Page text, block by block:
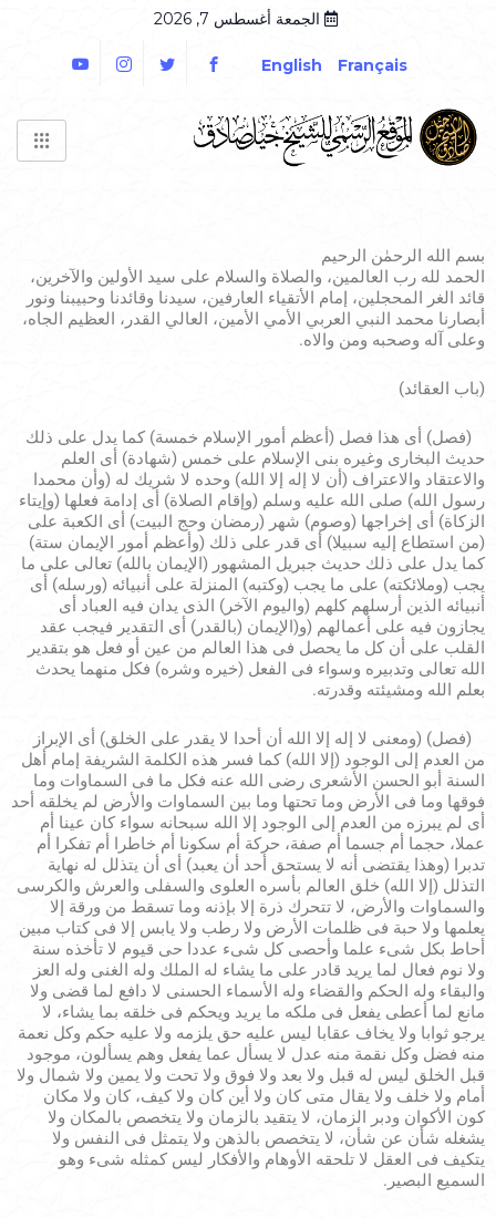
الجمعة أغسطس 7, 2026
Français
English
بسم الله الرحمٰن الرحيم
الحمد لله رب العالمين، والصلاة والسلام على سيد الأولين والآخرين،
قائد الغر المحجلين، إمام الأتقياء العارفين، سيدنا وقائدنا وحبيبنا ونور
أبصارنا محمد النبي العربي الأمي الأمين، العالي القدر، العظيم الجاه،
وعلى آله وصحبه ومن والاه.
(باب العقائد)
(فصل) أى هذا فصل (أعظم أمور الإسلام خمسة) كما يدل على ذلك
حديث البخارى وغيره بنى الإسلام على خمس (شهادة) أى العلم
والاعتقاد والاعتراف (أن لا إله إلا الله) وحده لا شريك له (وأن محمدا
رسول الله) صلى الله عليه وسلم (وإقام الصلاة) أى إدامة فعلها (وإيتاء
الزكاة) أى إخراجها (وصوم) شهر (رمضان وحج البيت) أى الكعبة على
(من استطاع إليه سبيلا) أى قدر على ذلك (وأعظم أمور الإيمان ستة)
كما يدل على ذلك حديث جبريل المشهور (الإيمان بالله) تعالى على ما
يجب (وملائكته) على ما يجب (وكتبه) المنزلة على أنبيائه (ورسله) أى
أنبيائه الذين أرسلهم كلهم (واليوم الآخر) الذى يدان فيه العباد أى
يجازون فيه على أعمالهم (و(الإيمان (بالقدر) أى التقدير فيجب عقد
القلب على أن كل ما يحصل فى هذا العالم من عين أو فعل هو بتقدير
الله تعالى وتدبيره وسواء فى الفعل (خيره وشره) فكل منهما يحدث
بعلم الله ومشيئته وقدرته.
(فصل) (ومعنى لا إله إلا الله أن أحدا لا يقدر على الخلق) أى الإبراز
من العدم إلى الوجود (إلا الله) كما فسر هذه الكلمة الشريفة إمام أهل
السنة أبو الحسن الأشعرى رضى الله عنه فكل ما فى السماوات وما
فوقها وما فى الأرض وما تحتها وما بين السماوات والأرض لم يخلقه أحد
أى لم يبرزه من العدم إلى الوجود إلا الله سبحانه سواء كان عينا أم
عملا، حجما أم جسما أم صفة، حركة أم سكونا أم خاطرا أم تفكرا أم
تدبرا (وهذا يقتضى أنه لا يستحق أحد أن يعبد) أى أن يتذلل له نهاية
التذلل (إلا الله) خلق العالم بأسره العلوى والسفلى والعرش والكرسى
والسماوات والأرض، لا تتحرك ذرة إلا بإذنه وما تسقط من ورقة إلا
يعلمها ولا حبة فى ظلمات الأرض ولا رطب ولا يابس إلا فى كتاب مبين
أحاط بكل شىء علما وأحصى كل شىء عددا حى قيوم لا تأخذه سنة
ولا نوم فعال لما يريد قادر على ما يشاء له الملك وله الغنى وله العز
والبقاء وله الحكم والقضاء وله الأسماء الحسنى لا دافع لما قضى ولا
مانع لما أعطى يفعل فى ملكه ما يريد ويحكم فى خلقه بما يشاء، لا
يرجو ثوابا ولا يخاف عقابا ليس عليه حق يلزمه ولا عليه حكم وكل نعمة
منه فضل وكل نقمة منه عدل لا يسأل عما يفعل وهم يسألون، موجود
قبل الخلق ليس له قبل ولا بعد ولا فوق ولا تحت ولا يمين ولا شمال ولا
أمام ولا خلف ولا يقال متى كان ولا أين كان ولا كيف، كان ولا مكان
كون الأكوان ودبر الزمان، لا يتقيد بالزمان ولا يتخصص بالمكان ولا
يشغله شأن عن شأن، لا يتخصص بالذهن ولا يتمثل فى النفس ولا
يتكيف فى العقل لا تلحقه الأوهام والأفكار ليس كمثله شىء وهو
السميع البصير.